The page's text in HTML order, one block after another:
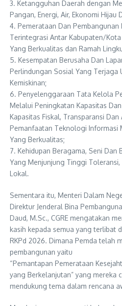
3. Ketangguhan Daerah dengan
Pangan, Energi, Air, Ekonomi Hijau
4. Pemerataan Dan Pembangunan
Terintegrasi Antar Kabupaten/
Yang Berkualitas dan Ramah
5. Kesempatan Berusaha Dan
Perlindungan Sosial Yang Terjaga
Kemiskinan;
6. Penyelenggaraan Tata Kelola
Melalui Peningkatan Kapasitas
Kapasitas Fiskal, Transparansi
Pemanfaatan Teknologi Informasi
Yang Berkualitas;
7. Kehidupan Beragama, Seni Dan
Yang Menjunjung Tinggi
Lokal.
Sementara itu, Menteri Dalam
Direktur Jenderal Bina
Daud, M.Sc., CGRE mengatakan
kasih kepada semua yang terlibat
RKPd 2026. Dimana Pemda telah
pembangunan yaitu
“Pemantapan Pemerataan
yang Berkelanjutan” yang mereka
mendukung tema dalam rencana